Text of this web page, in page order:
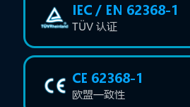
IEC / EN 62368-1
TÜV 认证
CE 62368-1
欧盟一致性